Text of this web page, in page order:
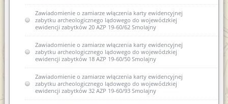
Zawiadomienie o zamiarze włączenia karty ewidencyjnej
zabytku archeologicznego lądowego do wojewódzkiej
ewidencji zabytków 20 AZP 19-60/62 Smolajny
Zawiadomienie o zamiarze włączenia karty ewidencyjnej
zabytku archeologicznego lądowego do wojewódzkiej
ewidencji zabytków 18 AZP 19-60/50 Smolajny
Zawiadomienie o zamiarze włączenia karty ewidencyjnej
zabytku archeologicznego lądowego do wojewódzkiej
ewidencji zabytków 32 AZP 19-60/93 Smolajny